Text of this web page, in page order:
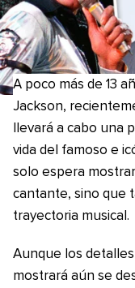
A poco más de 13
Jackson,
llevará a cabo una
vida del famoso e
solo espera
cantante, sino que
trayectoria musical.
Aunque los
mostrará aún se